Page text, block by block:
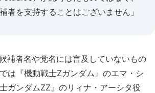
者を支持することはございません」
補者名や党名には言及していないもの
は『機動戦士Ζガンダム』のエマ・シ
ガンダムZZ』のリィナ・アーシタ役